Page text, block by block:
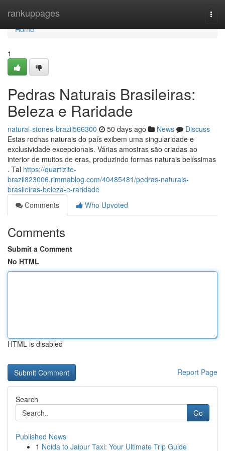
rankuppages
Home
Home
1
Pedras Naturais Brasileiras:
Beleza e Raridade
natural-stones-brazil566300 50 days ago News
Discuss
Estas rochas naturais do país exibem uma singularidade e
exclusividade excepcionais. Várias amostras são criadas ao
interior de muitos de eras, produzindo formas naturais belíssimas
. Tal https://quartizite-
brazil823006.rimmablog.com/40485481/pedras-naturais-
brasileiras-beleza-e-raridade
Comments
Who Upvoted
Comments
Submit a Comment
No HTML
HTML is disabled
Report Page
Search
Go
Published News
1 Noida to Jaipur Taxi: Your Ultimate Trip Guide